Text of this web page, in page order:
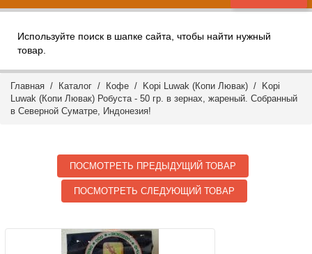
Используйте поиск в шапке сайта, чтобы найти нужный
товар.
Главная / Каталог / Кофе / Kopi Luwak (Копи Лювак) / Kopi
Luwak (Копи Лювак) Робуста - 50 гр. в зернах, жареный. Собранный
в Северной Суматре, Индонезия!
ПОСМОТРЕТЬ ПРЕДЫДУЩИЙ ТОВАР
ПОСМОТРЕТЬ СЛЕДУЮЩИЙ ТОВАР